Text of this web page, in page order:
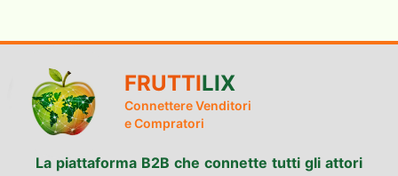
FRUTTILIX
Connettere Venditori
e Compratori
La piattaforma B2B che connette tutti gli attori